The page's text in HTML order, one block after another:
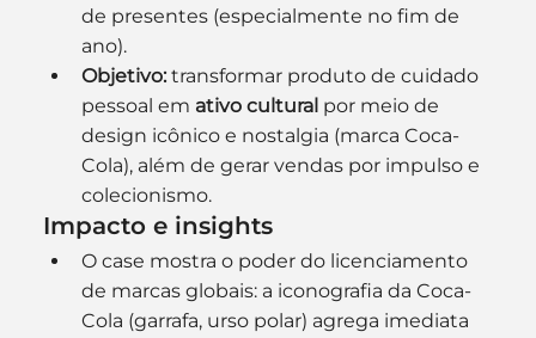
de presentes (especialmente no fim de
ano).
Objetivo: transformar produto de cuidado
pessoal em ativo cultural por meio de
design icônico e nostalgia (marca Coca-
Cola), além de gerar vendas por impulso e
colecionismo.
Impacto e insights
O case mostra o poder do licenciamento
de marcas globais: a iconografia da Coca-
Cola (garrafa, urso polar) agrega imediata